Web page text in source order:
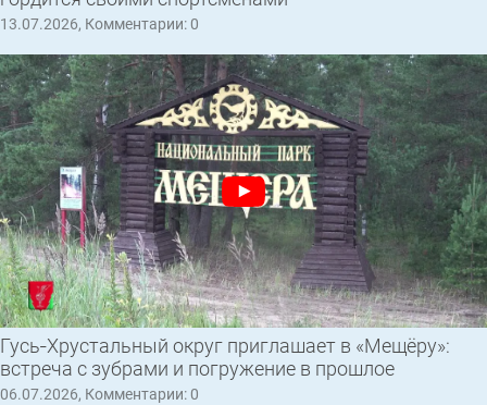
13.07.2026, Комментарии: 0
Гусь‑Хрустальный округ приглашает в «Мещёру»:
встреча с зубрами и погружение в прошлое
06.07.2026, Комментарии: 0